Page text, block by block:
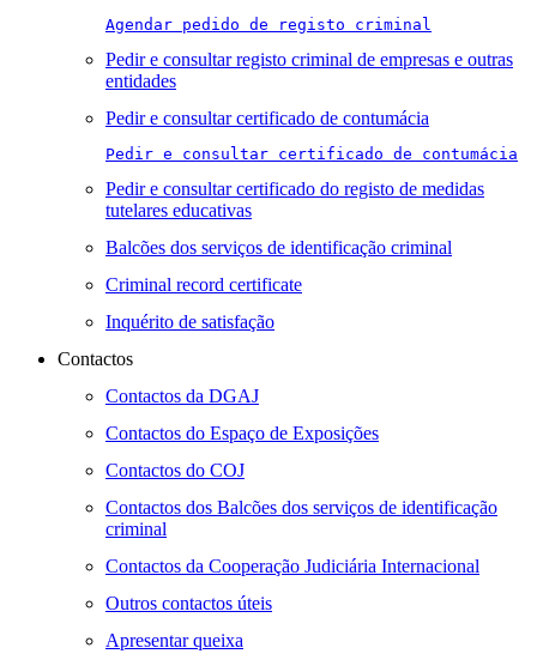
Agendar pedido de registo criminal
Pedir e consultar registo criminal de empresas e outras
entidades
Pedir e consultar certificado de contumácia
Pedir e consultar certificado de contumácia
Pedir e consultar certificado do registo de medidas
tutelares educativas
Balcões dos serviços de identificação criminal
Criminal record certificate
Inquérito de satisfação
Contactos
Contactos da DGAJ
Contactos do Espaço de Exposições
Contactos do COJ
Contactos dos Balcões dos serviços de identificação
criminal
Contactos da Cooperação Judiciária Internacional
Outros contactos úteis
Apresentar queixa